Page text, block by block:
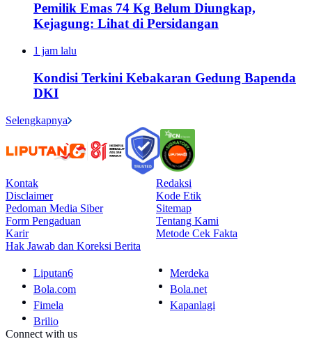
Pemilik Emas 74 Kg Belum Diungkap,
Kejagung: Lihat di Persidangan
1 jam lalu
Kondisi Terkini Kebakaran Gedung Bapenda
DKI
Selengkapnya
Kontak
Redaksi
Disclaimer
Kode Etik
Pedoman Media Siber
Sitemap
Form Pengaduan
Tentang Kami
Karir
Metode Cek Fakta
Hak Jawab dan Koreksi Berita
Liputan6
Merdeka
Bola.com
Bola.net
Fimela
Kapanlagi
Brilio
Connect with us